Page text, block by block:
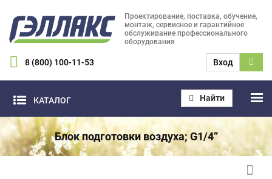
Проектирование, поставка, обучение,
монтаж, сервисное и гарантийное
обслуживание профессионального
оборудования
8 (800) 100-11-53 Вход
КАТАЛОГ Найти
Блок подготовки воздуха; G1/4”